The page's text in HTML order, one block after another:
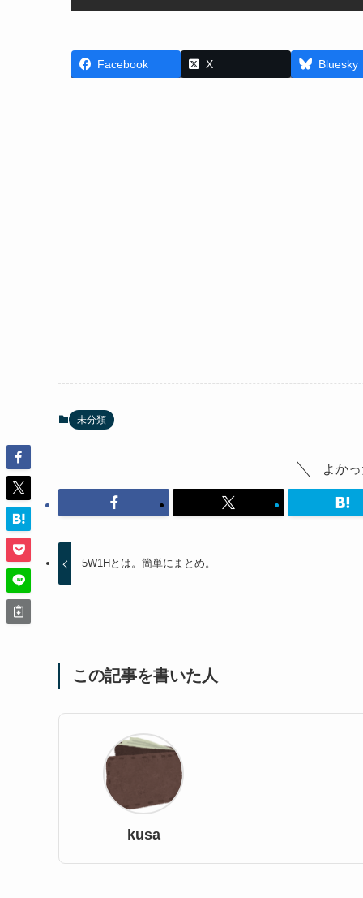
Facebook X Bluesky
未分類
よか
5W1Hとは。簡単にまとめ。
この記事を書いた人
kusa